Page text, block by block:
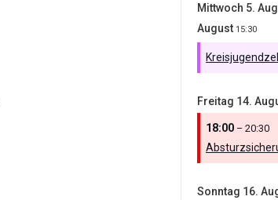
Mittwoch 5.
August 15:30
Freitag 14.
18:00 – 20:30
Sonntag 16.